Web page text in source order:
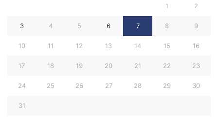
1 2
3 4 5 6 7 8 9
10 11 12 13 14 15 16
17 18 19 20 21 22 23
24 25 26 27 28 29 30
31